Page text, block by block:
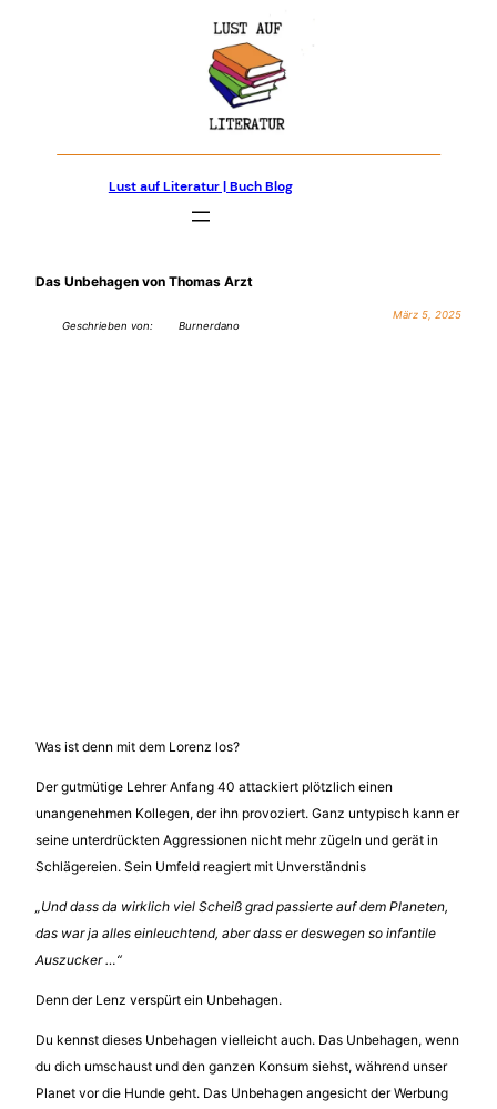
Lust auf Literatur | Buch Blog
Das Unbehagen von Thomas Arzt
Geschrieben von: Burnerdano
März 5, 2025
Was ist denn mit dem Lorenz los?
Der gutmütige Lehrer Anfang 40 attackiert plötzlich einen
unangenehmen Kollegen, der ihn provoziert. Ganz untypisch kann er
seine unterdrückten Aggressionen nicht mehr zügeln und gerät in
Schlägereien. Sein Umfeld reagiert mit Unverständnis
„Und dass da wirklich viel Scheiß grad passierte auf dem Planeten,
das war ja alles einleuchtend, aber dass er deswegen so infantile
Auszucker …“
Denn der Lenz verspürt ein Unbehagen.
Du kennst dieses Unbehagen vielleicht auch. Das Unbehagen, wenn
du dich umschaust und den ganzen Konsum siehst, während unser
Planet vor die Hunde geht. Das Unbehagen angesicht der Werbung